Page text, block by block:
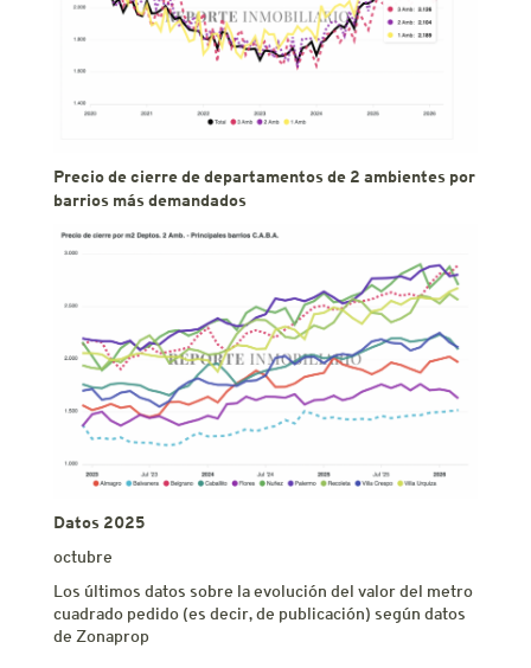
Precio de cierre de departamentos de 2 ambientes por
barrios más demandados
Datos 2025
octubre
Los últimos datos sobre la evolución del valor del metro
cuadrado pedido (es decir, de publicación) según datos
de Zonaprop